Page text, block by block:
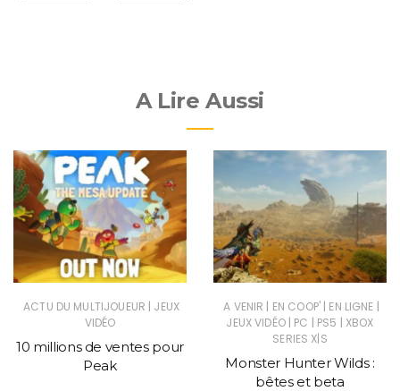
A Lire Aussi
ACTU DU MULTIJOUEUR | JEUX
VIDÉO
10 millions de ventes pour
Peak
A VENIR | EN COOP' | EN LIGNE |
JEUX VIDÉO | PC | PS5 | XBOX
SERIES X|S
Monster Hunter Wilds :
bêtes et beta